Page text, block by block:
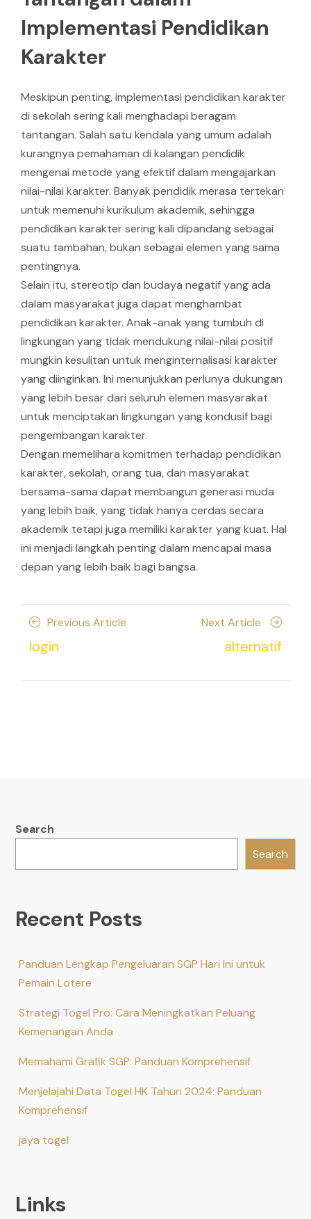
Implementasi Pendidikan
Karakter
Meskipun penting, implementasi pendidikan karakter
di sekolah sering kali menghadapi beragam
tantangan. Salah satu kendala yang umum adalah
kurangnya pemahaman di kalangan pendidik
mengenai metode yang efektif dalam mengajarkan
nilai-nilai karakter. Banyak pendidik merasa tertekan
untuk memenuhi kurikulum akademik, sehingga
pendidikan karakter sering kali dipandang sebagai
suatu tambahan, bukan sebagai elemen yang sama
pentingnya.
Selain itu, stereotip dan budaya negatif yang ada
dalam masyarakat juga dapat menghambat
pendidikan karakter. Anak-anak yang tumbuh di
lingkungan yang tidak mendukung nilai-nilai positif
mungkin kesulitan untuk menginternalisasi karakter
yang diinginkan. Ini menunjukkan perlunya dukungan
yang lebih besar dari seluruh elemen masyarakat
untuk menciptakan lingkungan yang kondusif bagi
pengembangan karakter.
Dengan memelihara komitmen terhadap pendidikan
karakter, sekolah, orang tua, dan masyarakat
bersama-sama dapat membangun generasi muda
yang lebih baik, yang tidak hanya cerdas secara
akademik tetapi juga memiliki karakter yang kuat. Hal
ini menjadi langkah penting dalam mencapai masa
depan yang lebih baik bagi bangsa.
Posts
navigation
Previous Article
login
Next Article
Next
Article
alternatif
Search
Search
Recent Posts
Panduan Lengkap Pengeluaran SGP Hari Ini untuk
Pemain Lotere
Strategi Togel Pro: Cara Meningkatkan Peluang
Kemenangan Anda
Memahami Grafik SGP: Panduan Komprehensif
Menjelajahi Data Togel HK Tahun 2024: Panduan
Komprehensif
jaya togel
Links